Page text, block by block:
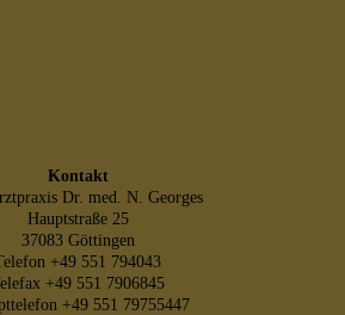
Kontakt
Dr. med. N. Georges
Hauptstraße 25
37083 Göttingen
+49 551 794043
+49 551 7906845
+49 551 79755447